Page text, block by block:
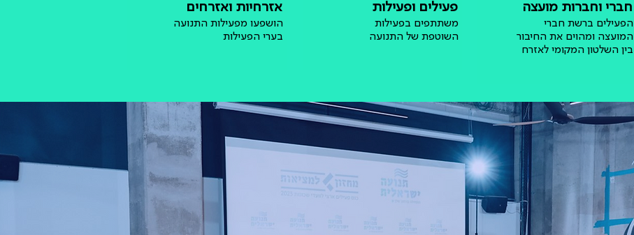
חברי וחברות מועצה
הפעילים ברשת חברי
המועצה ומהוים את החיבור
בין השלטון המקומי לאזרח
פעילים ופעילות
משתתפים בפעילות
השוטפת של התנועה
אזרחיות ואזרחים
הושפעו מפעילות התנועה
בערי הפעילות